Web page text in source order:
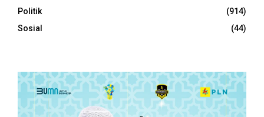
Politik
(914)
Sosial
(44)